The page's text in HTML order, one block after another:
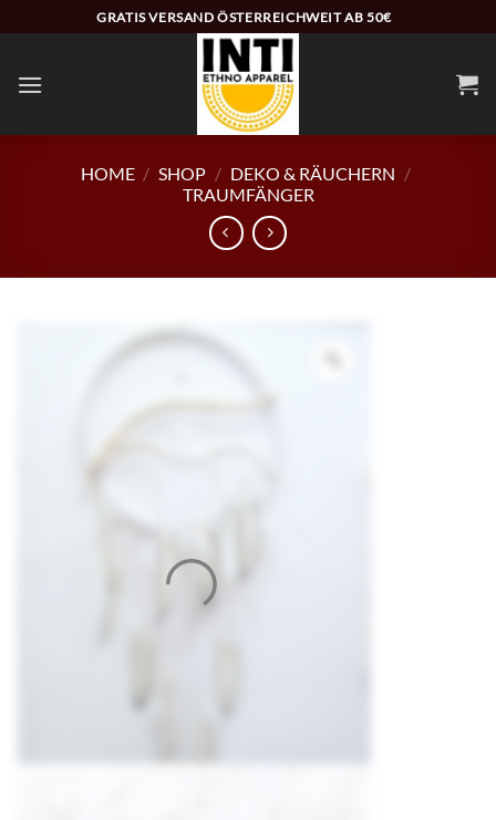
Inhalt
GRATIS VERSAND ÖSTERREICHWEIT AB 50€
HOME / SHOP / DEKO & RÄUCHERN /
TRAUMFÄNGER